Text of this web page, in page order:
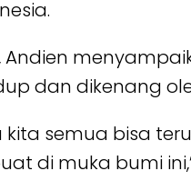
dan dikenang
kita semua bisa
di muka bumi